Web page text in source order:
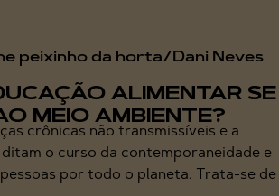
ALIMENTAR SE
MEIO AMBIENTE?
crônicas não transmissíveis e a
o curso da contemporaneidade e
por todo o planeta. Trata-se de